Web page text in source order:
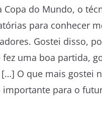
do Mundo, o
para conhecer
Gostei disso,
uma boa partida,
O que mais gostei
para o